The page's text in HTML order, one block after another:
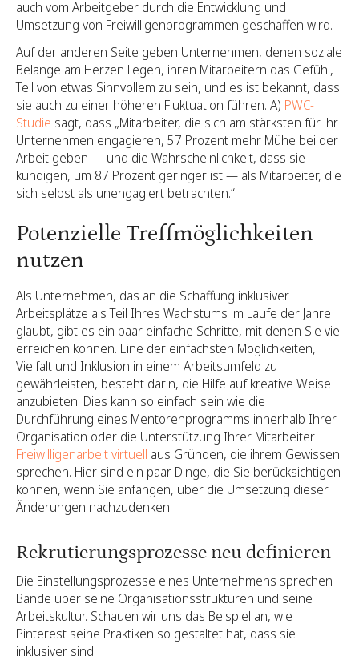
auch vom Arbeitgeber durch die Entwicklung und
Umsetzung von Freiwilligenprogrammen geschaffen wird.
Auf der anderen Seite geben Unternehmen, denen soziale
Belange am Herzen liegen, ihren Mitarbeitern das Gefühl,
Teil von etwas Sinnvollem zu sein, und es ist bekannt, dass
sie auch zu einer höheren Fluktuation führen. A) PWC-
Studie sagt, dass „Mitarbeiter, die sich am stärksten für ihr
Unternehmen engagieren, 57 Prozent mehr Mühe bei der
Arbeit geben — und die Wahrscheinlichkeit, dass sie
kündigen, um 87 Prozent geringer ist — als Mitarbeiter, die
sich selbst als unengagiert betrachten.“
Potenzielle Treffmöglichkeiten
nutzen
Als Unternehmen, das an die Schaffung inklusiver
Arbeitsplätze als Teil Ihres Wachstums im Laufe der Jahre
glaubt, gibt es ein paar einfache Schritte, mit denen Sie viel
erreichen können. Eine der einfachsten Möglichkeiten,
Vielfalt und Inklusion in einem Arbeitsumfeld zu
gewährleisten, besteht darin, die Hilfe auf kreative Weise
anzubieten. Dies kann so einfach sein wie die
Durchführung eines Mentorenprogramms innerhalb Ihrer
Organisation oder die Unterstützung Ihrer Mitarbeiter
Freiwilligenarbeit virtuell aus Gründen, die ihrem Gewissen
sprechen. Hier sind ein paar Dinge, die Sie berücksichtigen
können, wenn Sie anfangen, über die Umsetzung dieser
Änderungen nachzudenken.
Rekrutierungsprozesse neu definieren
Die Einstellungsprozesse eines Unternehmens sprechen
Bände über seine Organisationsstrukturen und seine
Arbeitskultur. Schauen wir uns das Beispiel an, wie
Pinterest seine Praktiken so gestaltet hat, dass sie
inklusiver sind: